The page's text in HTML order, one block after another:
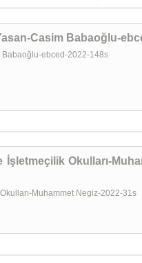
Casim Babaoğlu-
Babaoğlu-ebced-2022-148s
Okulları-
Muhammet Negiz-2022-31s